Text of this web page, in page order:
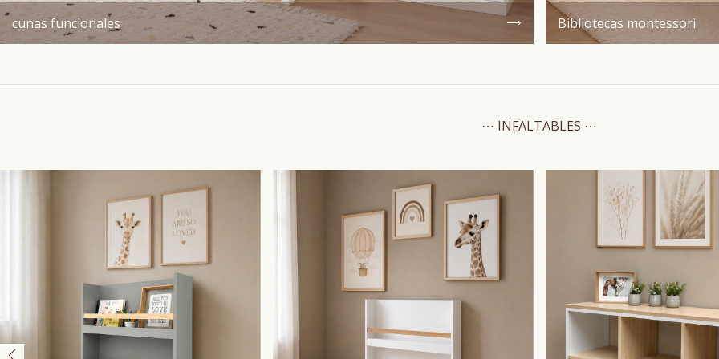
cunas funcionales Bibliotecas montessori
⋯ INFALTABLES ⋯